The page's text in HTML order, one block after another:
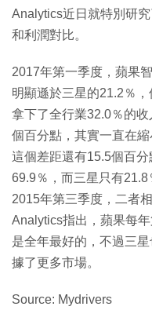
Analytics近日就特別研
和利潤對比。
2017年第一季度，蘋果
明顯遜於三星的21.2％
拿下了全行業32.0％的
個百分點，其實一直在
這個差距還有15.5個百
69.9％，而三星只有
2015年第三季度，二者
Analytics指出，蘋果每
是全年最好的，不過三
據了更多市場。
Source: Mydrivers